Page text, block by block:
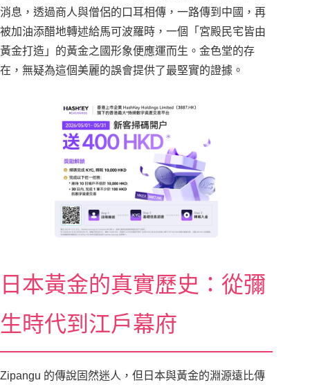
消息，透過商人與僧侶的口耳相傳，一路傳到中國，再
被加油添醋地轉述給馬可波羅時，一個「宮殿民宅皆由
黃金打造」的黃金之國形象便應運而生。金色堂的存
在，無疑為這個美麗的誤會提供了最堅實的證據。
日本黃金的真實歷史：從彌
生時代到江戶幕府
Zipangu 的傳說固然迷人，但日本與黃金的淵源遠比傳